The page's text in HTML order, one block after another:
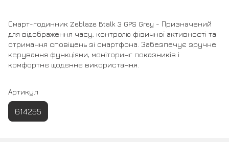
Смарт-годинник Zeblaze Btalk 3 GPS Grey - Призначений
для відображення часу, контролю фізичної активності та
отримання сповіщень зі смартфона. Забезпечує зручне
керування функціями, моніторинг показників і
комфортне щоденне використання.
Артикул
614255